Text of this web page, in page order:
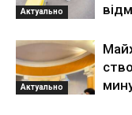
Актуально
Актуально